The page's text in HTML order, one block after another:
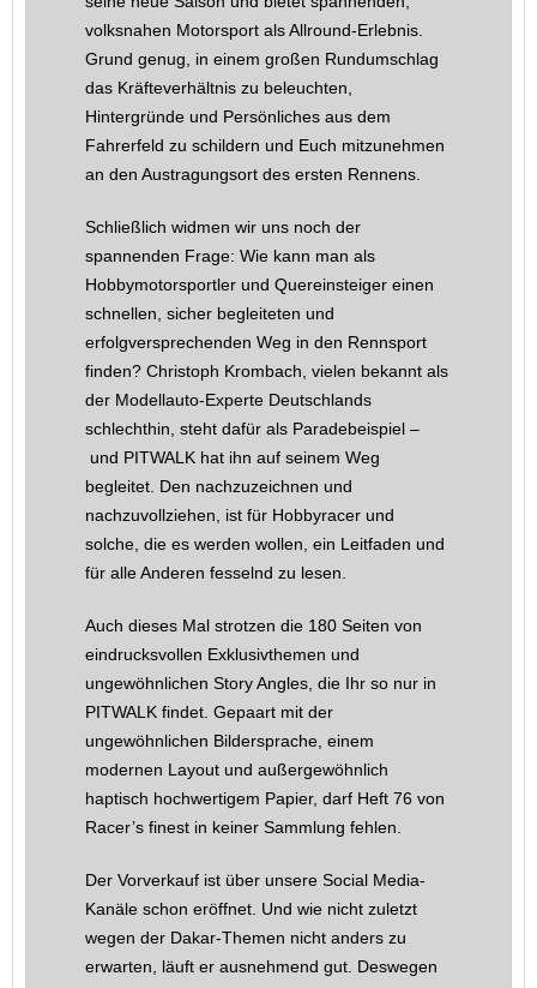
volksnahen Motorsport als Allround-Erlebnis.
Grund genug, in einem großen Rundumschlag
das Kräfteverhältnis zu beleuchten,
Hintergründe und Persönliches aus dem
Fahrerfeld zu schildern und Euch mitzunehmen
an den Austragungsort des ersten Rennens.
Schließlich widmen wir uns noch der
spannenden Frage: Wie kann man als
Hobbymotorsportler und Quereinsteiger einen
schnellen, sicher begleiteten und
erfolgversprechenden Weg in den Rennsport
finden? Christoph Krombach, vielen bekannt als
der Modellauto-Experte Deutschlands
schlechthin, steht dafür als Paradebeispiel –
und PITWALK hat ihn auf seinem Weg
begleitet. Den nachzuzeichnen und
nachzuvollziehen, ist für Hobbyracer und
solche, die es werden wollen, ein Leitfaden und
für alle Anderen fesselnd zu lesen.
Auch dieses Mal strotzen die 180 Seiten von
eindrucksvollen Exklusivthemen und
ungewöhnlichen Story Angles, die Ihr so nur in
PITWALK findet. Gepaart mit der
ungewöhnlichen Bildersprache, einem
modernen Layout und außergewöhnlich
haptisch hochwertigem Papier, darf Heft 76 von
Racer’s finest in keiner Sammlung fehlen.
Der Vorverkauf ist über unsere Social Media-
Kanäle schon eröffnet. Und wie nicht zuletzt
wegen der Dakar-Themen nicht anders zu
erwarten, läuft er ausnehmend gut. Deswegen